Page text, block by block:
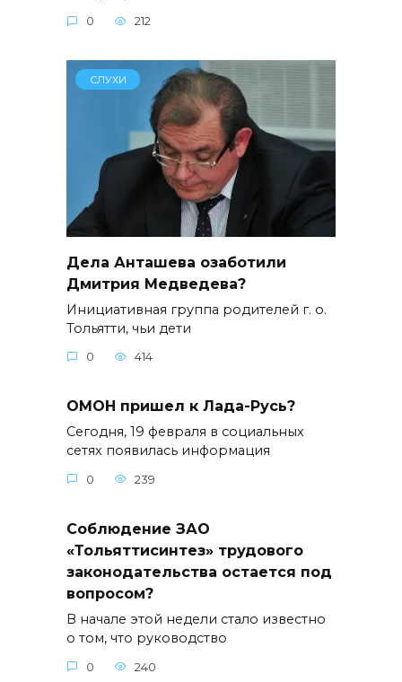
0 212
СЛУХИ
Дела Анташева озаботили
Дмитрия Медведева?
Инициативная группа родителей г. о.
Тольятти, чьи дети
0 414
ОМОН пришел к Лада-Русь?
Сегодня, 19 февраля в социальных
сетях появилась информация
0 239
Соблюдение ЗАО
«Тольяттисинтез» трудового
законодательства остается под
вопросом?
В начале этой недели стало известно
о том, что руководство
0 240